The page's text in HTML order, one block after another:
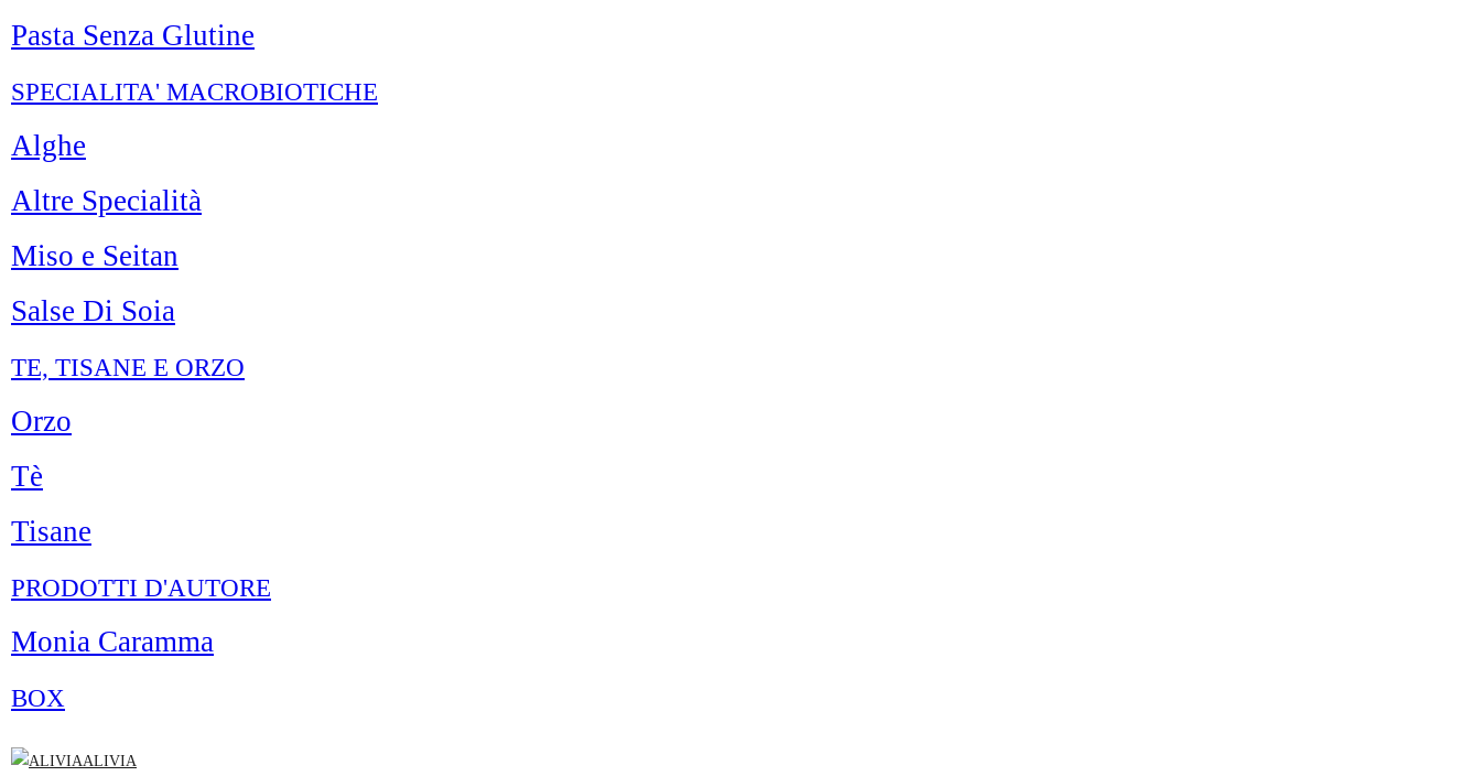
Pasta Senza Glutine
SPECIALITA' MACROBIOTICHE
Alghe
Altre Specialità
Miso e Seitan
Salse Di Soia
TE, TISANE E ORZO
Orzo
Tè
Tisane
PRODOTTI D'AUTORE
Monia Caramma
BOX
ALIVIA